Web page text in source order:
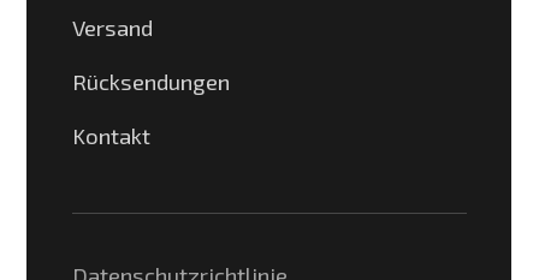
Versand
Rücksendungen
Kontakt